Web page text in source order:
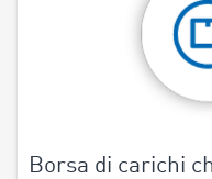
Borsa di carichi